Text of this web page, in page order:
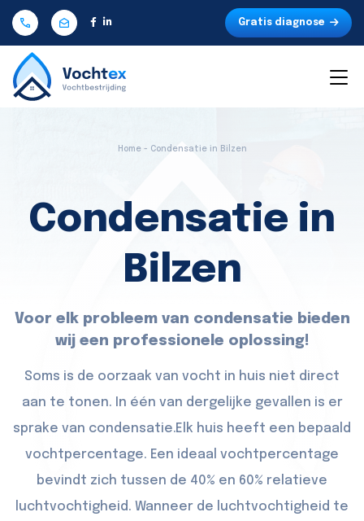
Gratis diagnose
Home - Condensatie in Bilzen
Condensatie in
Bilzen
Voor elk probleem van condensatie bieden
wij een professionele oplossing!
Soms is de oorzaak van vocht in huis niet direct
aan te tonen. In één van dergelijke gevallen is er
sprake van condensatie.Elk huis heeft een bepaald
vochtpercentage. Een ideaal vochtpercentage
bevindt zich tussen de 40% en 60% relatieve
luchtvochtigheid. Wanneer de luchtvochtigheid te